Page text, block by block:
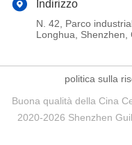
Indirizzo
N. 42, Parco
Longhua, Shenzhen,
politica sulla
Buona qualità della Cina
2020-2026 Shenzhen